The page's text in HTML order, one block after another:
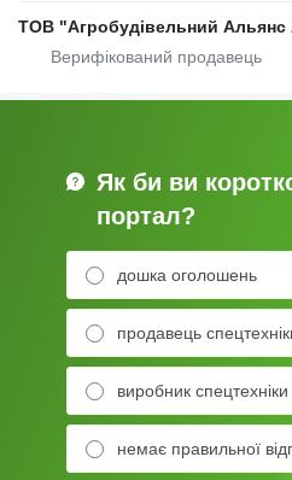
ТОВ "Агробудівельний Альянс
Як би ви
портал?
дошка оголошень
продавець
виробник спецтехніки
немає правильної